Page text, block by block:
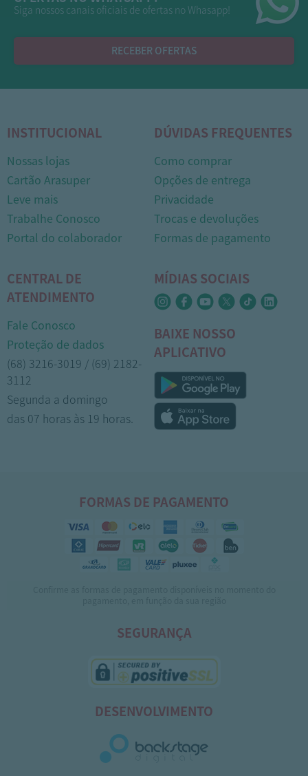
Siga nossos canais oficiais de ofertas no Whasapp!
RECEBER OFERTAS
INSTITUCIONAL
Nossas lojas
Cartão Arasuper
Leve mais
Trabalhe Conosco
Portal do colaborador
DÚVIDAS FREQUENTES
Como comprar
Opções de entrega
Privacidade
Trocas e devoluções
Formas de pagamento
CENTRAL DE
ATENDIMENTO
Fale Conosco
Proteção de dados
(68) 3216-3019 / (69) 2182-
3112
Segunda a domingo
das 07 horas às 19 horas.
MÍDIAS SOCIAIS
BAIXE NOSSO
APLICATIVO
FORMAS DE PAGAMENTO
SEGURANÇA
DESENVOLVIMENTO